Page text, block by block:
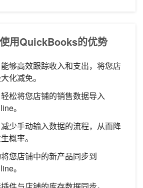
用QuickBooks的优势
够高效跟踪收入和支出，将您店
化减免。
松将您店铺的销售数据导入
。
少手动输入数据的流程，从而降
概率。
您店铺中的新产品同步到
。